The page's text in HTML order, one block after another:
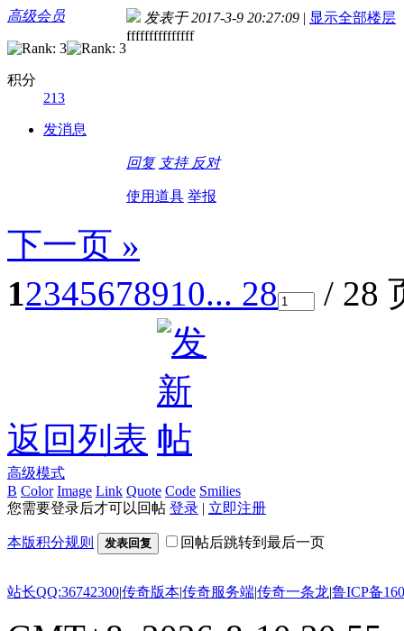
高级会员
积分
213
发消息
发表于 2017-3-9 20:27:09 | 显示全部楼层
fffffffffffffff
回复 支持 反对
使用道具 举报
下一页 »
12345678910... 28 / 28
返回列表
高级模式
B Color Image Link Quote Code Smilies
您需要登录后才可以回帖 登录 | 立即注册
本版积分规则 发表回复 回帖后跳转到最后一页
站长QQ:36742300|传奇版本|传奇服务端|传奇一条龙|鲁ICP备